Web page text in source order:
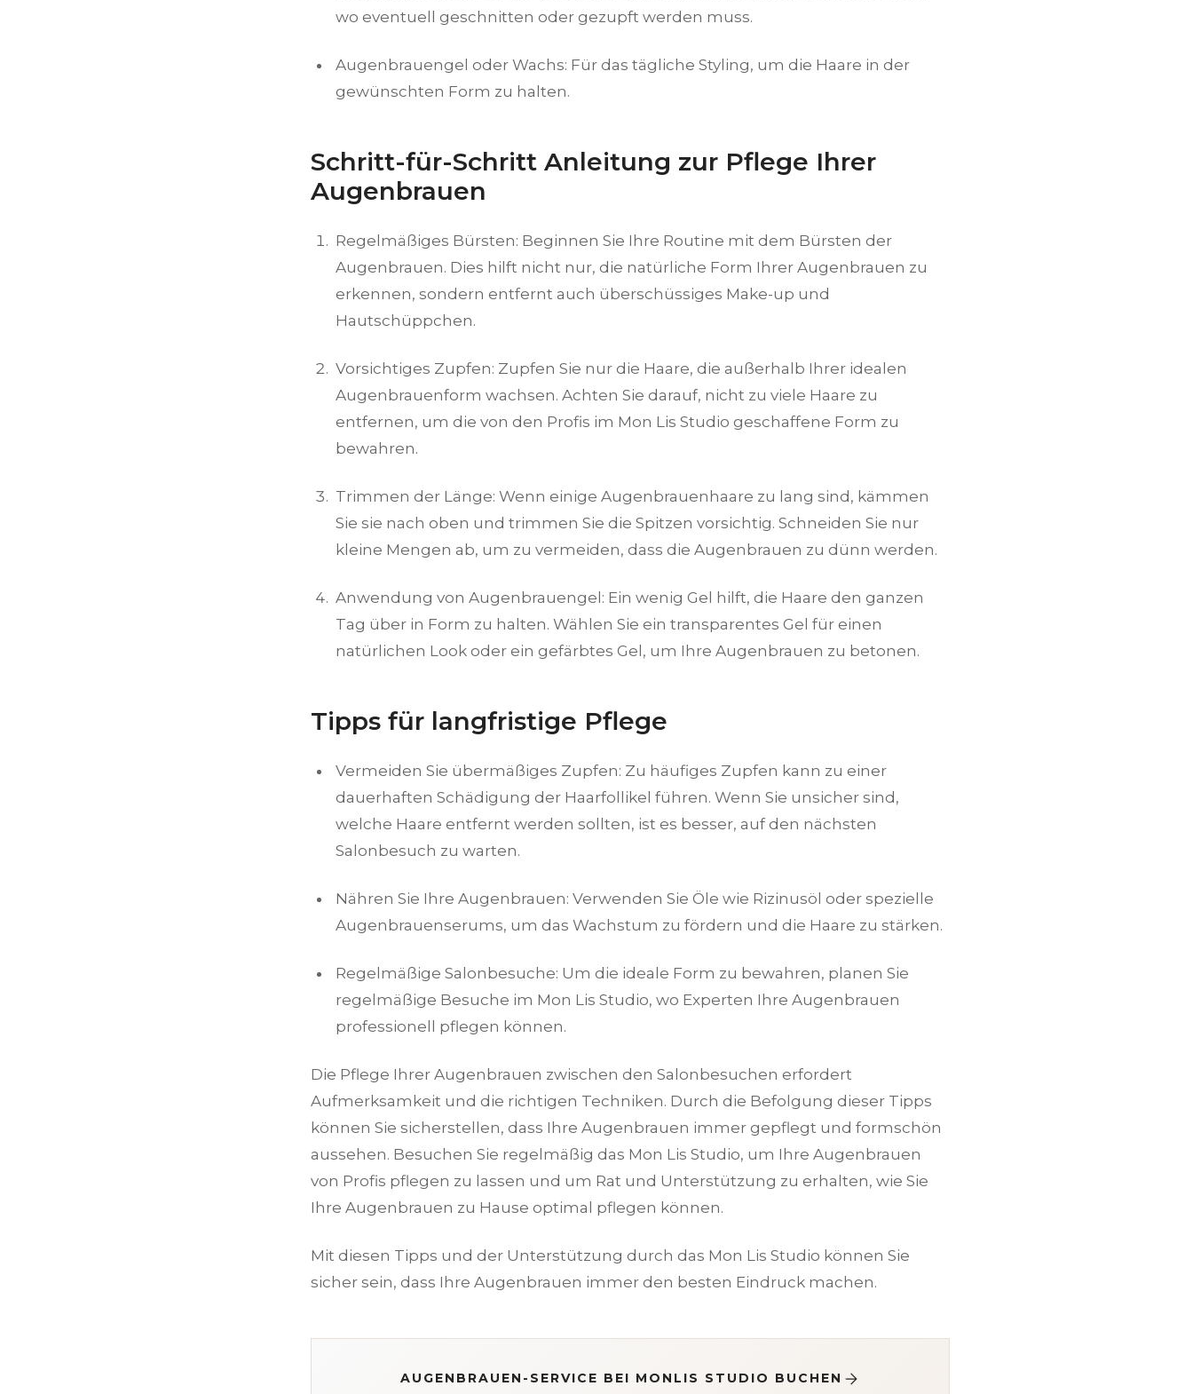
wo eventuell geschnitten oder gezupft werden muss.
Augenbrauengel oder Wachs: Für das tägliche Styling, um die Haare in der
gewünschten Form zu halten.
Schritt-für-Schritt Anleitung zur Pflege Ihrer
Augenbrauen
Regelmäßiges Bürsten: Beginnen Sie Ihre Routine mit dem Bürsten der
Augenbrauen. Dies hilft nicht nur, die natürliche Form Ihrer Augenbrauen zu
erkennen, sondern entfernt auch überschüssiges Make-up und
Hautschüppchen.
Vorsichtiges Zupfen: Zupfen Sie nur die Haare, die außerhalb Ihrer idealen
Augenbrauenform wachsen. Achten Sie darauf, nicht zu viele Haare zu
entfernen, um die von den Profis im Mon Lis Studio geschaffene Form zu
bewahren.
Trimmen der Länge: Wenn einige Augenbrauenhaare zu lang sind, kämmen
Sie sie nach oben und trimmen Sie die Spitzen vorsichtig. Schneiden Sie nur
kleine Mengen ab, um zu vermeiden, dass die Augenbrauen zu dünn werden.
Anwendung von Augenbrauengel: Ein wenig Gel hilft, die Haare den ganzen
Tag über in Form zu halten. Wählen Sie ein transparentes Gel für einen
natürlichen Look oder ein gefärbtes Gel, um Ihre Augenbrauen zu betonen.
Tipps für langfristige Pflege
Vermeiden Sie übermäßiges Zupfen: Zu häufiges Zupfen kann zu einer
dauerhaften Schädigung der Haarfollikel führen. Wenn Sie unsicher sind,
welche Haare entfernt werden sollten, ist es besser, auf den nächsten
Salonbesuch zu warten.
Nähren Sie Ihre Augenbrauen: Verwenden Sie Öle wie Rizinusöl oder spezielle
Augenbrauenserums, um das Wachstum zu fördern und die Haare zu stärken.
Regelmäßige Salonbesuche: Um die ideale Form zu bewahren, planen Sie
regelmäßige Besuche im Mon Lis Studio, wo Experten Ihre Augenbrauen
professionell pflegen können.
Die Pflege Ihrer Augenbrauen zwischen den Salonbesuchen erfordert
Aufmerksamkeit und die richtigen Techniken. Durch die Befolgung dieser Tipps
können Sie sicherstellen, dass Ihre Augenbrauen immer gepflegt und formschön
aussehen. Besuchen Sie regelmäßig das Mon Lis Studio, um Ihre Augenbrauen
von Profis pflegen zu lassen und um Rat und Unterstützung zu erhalten, wie Sie
Ihre Augenbrauen zu Hause optimal pflegen können.
Mit diesen Tipps und der Unterstützung durch das Mon Lis Studio können Sie
sicher sein, dass Ihre Augenbrauen immer den besten Eindruck machen.
AUGENBRAUEN-SERVICE BEI MONLIS STUDIO BUCHEN